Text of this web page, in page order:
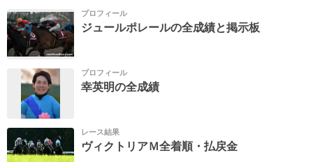
プロフィール
ジュールポレールの全成績と掲示板
プロフィール
幸英明の全成績
レース結果
ヴィクトリアＭ全着順・払戻金